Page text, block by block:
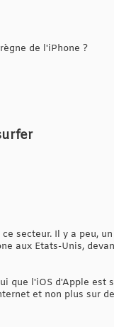
de l'iPhone ?
secteur. Il y a peu,
aux Etats-Unis,
que l'iOS d'Apple est
et non plus sur